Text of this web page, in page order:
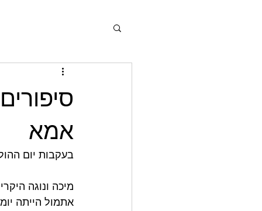
אמא
בעקבות יום
מיכה ונוגה
אתמול הייתה